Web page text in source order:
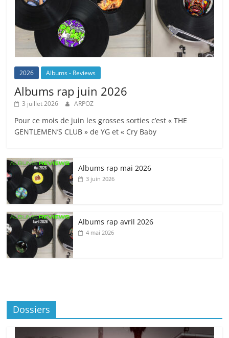
2026 Albums - Reviews
Albums rap juin 2026
3 juillet 2026 ARPOZ
Pour ce mois de juin les grosses sorties c’est « THE
GENTLEMEN’S CLUB » de YG et « Cry Baby
Albums rap mai 2026
3 juin 2026
Albums rap avril 2026
4 mai 2026
Dossiers